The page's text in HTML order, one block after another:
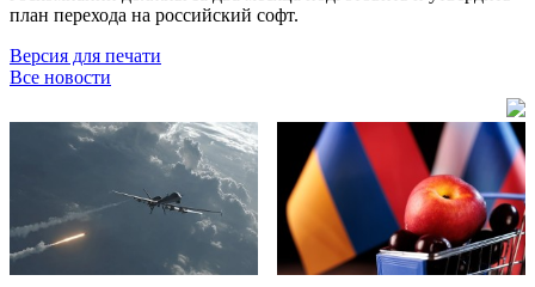
план перехода на российский софт.
Версия для печати
Все новости